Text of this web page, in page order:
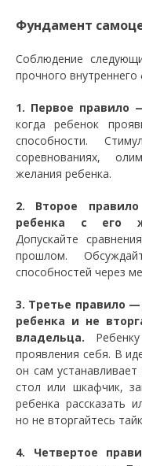
Фундамент
Соблюдение
прочного
1. Первое правило
когда ребенок
способности.
соревнованиях,
желания ребенка.
2. Второе
ребенка с его
Допускайте
прошлом.
способностей через
3. Третье правило
ребенка и не
владельца.
проявления себя. В
он сам
стол или шкафчик,
ребенка рассказать
но не вторгайтесь
4. Четвертое